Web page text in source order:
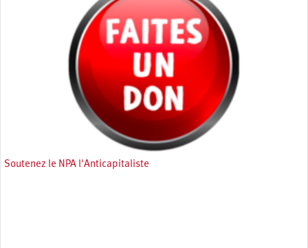
Soutenez le NPA l'Anticapitaliste